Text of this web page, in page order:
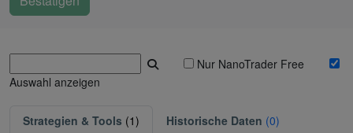
Nur NanoTrader Free
Auswahl anzeigen
Strategien & Tools (1) Historische Daten (0)